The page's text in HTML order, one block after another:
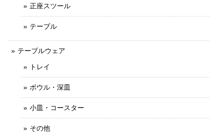
正座スツール
テーブル
テーブルウェア
トレイ
ボウル・深皿
小皿・コースター
その他